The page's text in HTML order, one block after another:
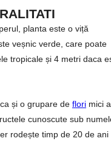
planta este o viță
veșnic verde, care poate
tropicale și 4 metri daca
și o grupare de flori mici
cunoscute sub
rodește timp de 20 de ani